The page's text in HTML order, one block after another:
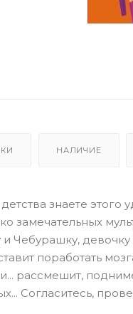
НАЛИЧИЕ
знаете этого
замечательных
Чебурашку,
поработать
рассмешит,
Согласитесь,